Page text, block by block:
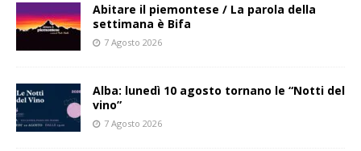
Abitare il piemontese / La parola della
settimana è Bifa
7 Agosto 2026
Alba: lunedì 10 agosto tornano le “Notti del
vino”
7 Agosto 2026